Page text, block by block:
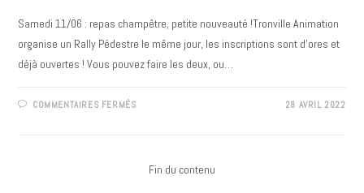
Samedi 11/06 : repas champêtre, petite nouveauté !Tronville Animation
organise un Rally Pédestre le même jour, les inscriptions sont d’ores et
déjà ouvertes ! Vous pouvez faire les deux, ou…
COMMENTAIRES FERMÉSSUR 28 AVRIL 2022
Fin du contenu